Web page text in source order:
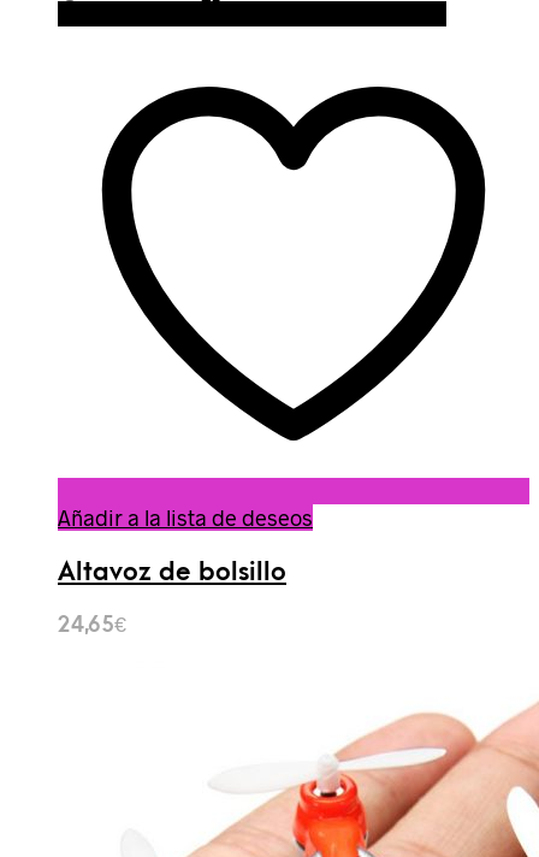
Añadir a la lista de deseos
Altavoz de bolsillo
24,65€